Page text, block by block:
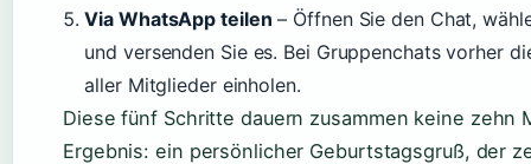
Via WhatsApp teilen – Öffnen Sie den Chat,
und versenden Sie es. Bei Gruppenchats vorher
aller Mitglieder einholen.
Diese fünf Schritte dauern zusammen keine zehn
Ergebnis: ein persönlicher Geburtstagsgruß, der